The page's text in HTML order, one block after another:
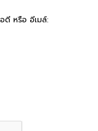
ดี หรือ อีเมล์: